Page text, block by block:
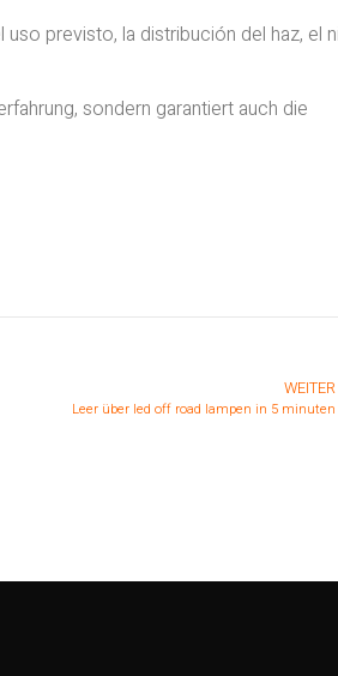
previsto, la distribución del haz, el
sondern garantiert auch die
WEITER
Leer über led off road lampen in 5 minuten